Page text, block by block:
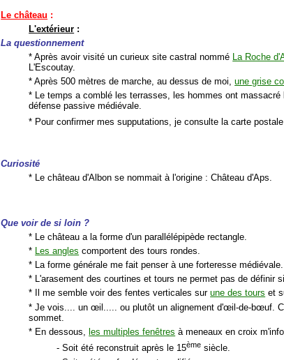
Le château :
L'extérieur :
La questionnement
* Après avoir visité un curieux site castral nommé
La Roche
L'Escoutay.
* Après 500 mètres de marche, au dessus de moi,une grise
* Le temps a comblé les terrasses, les hommes ont
défense passive médiévale.
* Pour confirmer mes supputations, je consulte la carte
Curiosité
* Le château d'Albon se nommait à l'origine : Château d'Aps.
Que voir de si loin ?
* Le château a la forme d'un parallélépipède rectangle.
* Les angles comportent des tours rondes.
* La forme générale me fait penser à une forteresse médiévale.
* L'arasement des courtines et tours ne permet pas de définir
* Il me semble voir des fentes verticales surune des tours et
* Je vois.... un œil..... ou plutôt un alignement d'œil-de-bœuf.
sommet.
* En dessous, les multiples fenêtres à meneaux en croix
- Soit été reconstruit après le 15ème siècle.